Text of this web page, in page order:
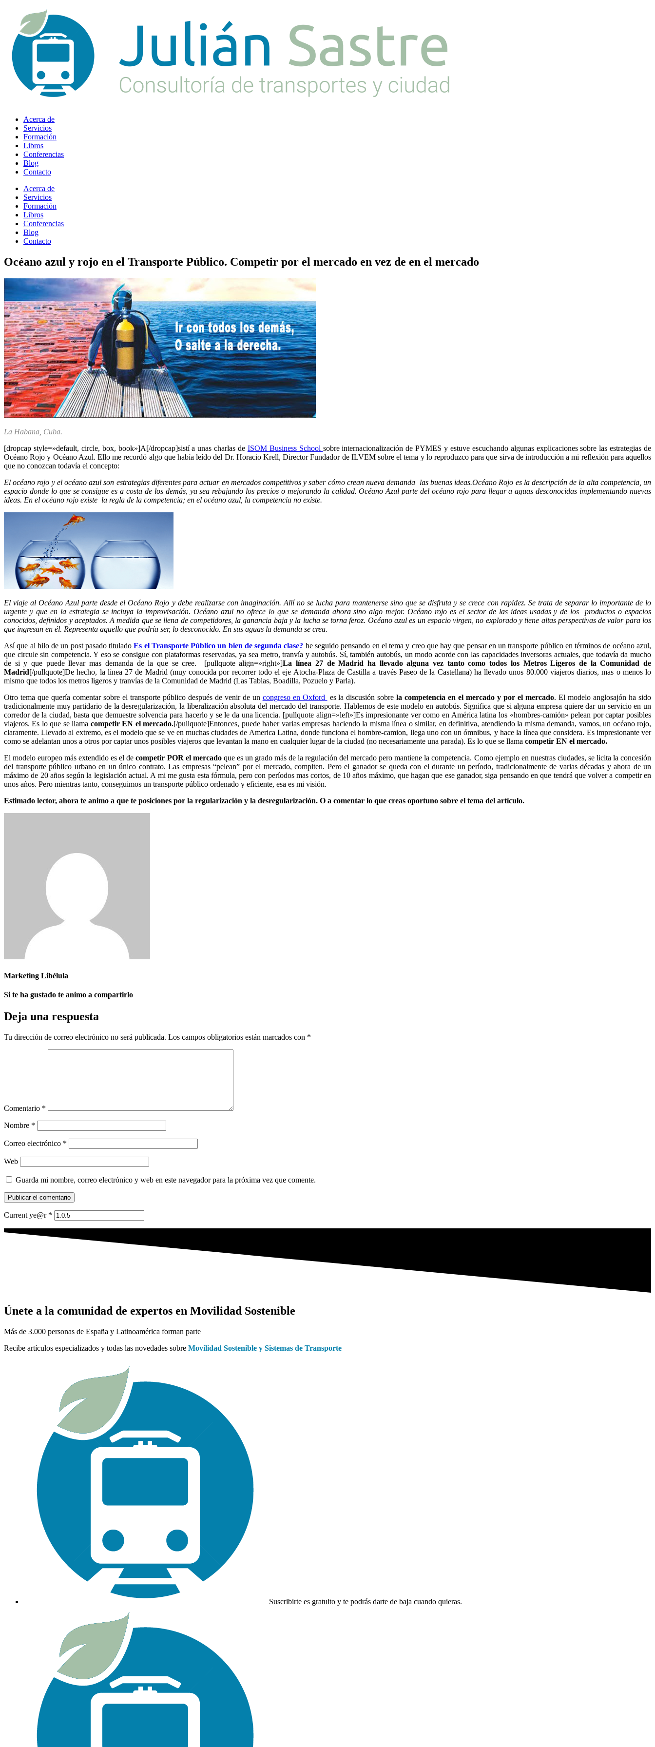
contenido
Acerca de
Servicios
Formación
Libros
Conferencias
Blog
Contacto
Acerca de
Servicios
Formación
Libros
Conferencias
Blog
Contacto
Océano azul y rojo en el Transporte Público. Competir por el mercado en vez de en el mercado
La Habana, Cuba.
[dropcap style=»default, circle, box, book»]A[/dropcap]sistí a unas charlas de ISOM Business School sobre internacionalización de PYMES y estuve escuchando algunas explicaciones sobre las estrategias de
Océano Rojo y Océano Azul. Ello me recordó algo que había leído del Dr. Horacio Krell, Director Fundador de ILVEM sobre el tema y lo reproduzco para que sirva de introducción a mi reflexión para aquellos
que no conozcan todavía el concepto:
El océano rojo y el océano azul son estrategias diferentes para actuar en mercados competitivos y saber cómo crean nueva demanda las buenas ideas.Océano Rojo es la descripción de la alta competencia, un
espacio donde lo que se consigue es a costa de los demás, ya sea rebajando los precios o mejorando la calidad. Océano Azul parte del océano rojo para llegar a aguas desconocidas implementando nuevas
ideas. En el océano rojo existe la regla de la competencia; en el océano azul, la competencia no existe.
El viaje al Océano Azul parte desde el Océano Rojo y debe realizarse con imaginación. Allí no se lucha para mantenerse sino que se disfruta y se crece con rapidez. Se trata de separar lo importante de lo
urgente y que en la estrategia se incluya la improvisación. Océano azul no ofrece lo que se demanda ahora sino algo mejor. Océano rojo es el sector de las ideas usadas y de los productos o espacios
conocidos, definidos y aceptados. A medida que se llena de competidores, la ganancia baja y la lucha se torna feroz. Océano azul es un espacio virgen, no explorado y tiene altas perspectivas de valor para los
que ingresan en él. Representa aquello que podría ser, lo desconocido. En sus aguas la demanda se crea.
Así que al hilo de un post pasado tituladoEs el Transporte Público un bien de segunda clase? he seguido pensando en el tema y creo que hay que pensar en un transporte público en términos de océano azul,
que circule sin competencia. Y eso se consigue con plataformas reservadas, ya sea metro, tranvía y autobús. Sí, también autobús, un modo acorde con las capacidades inversoras actuales, que todavía da mucho
de si y que puede llevar mas demanda de la que se cree. [pullquote align=»right»]La línea 27 de Madrid ha llevado alguna vez tanto como todos los Metros Ligeros de la Comunidad de
Madrid[/pullquote]De hecho, la línea 27 de Madrid (muy conocida por recorrer todo el eje Atocha-Plaza de Castilla a través Paseo de la Castellana) ha llevado unos 80.000 viajeros diarios, mas o menos lo
mismo que todos los metros ligeros y tranvías de la Comunidad de Madrid (Las Tablas, Boadilla, Pozuelo y Parla).
Otro tema que quería comentar sobre el transporte público después de venir de un congreso en Oxford es la discusión sobrela competencia en el mercado y por el mercado. El modelo anglosajón ha sido
tradicionalmente muy partidario de la desregularización, la liberalización absoluta del mercado del transporte. Hablemos de este modelo en autobús. Significa que si alguna empresa quiere dar un servicio en un
corredor de la ciudad, basta que demuestre solvencia para hacerlo y se le da una licencia. [pullquote align=»left»]Es impresionante ver como en América latina los «hombres-camión» pelean por captar posibles
viajeros. Es lo que se llama competir EN el mercado.[/pullquote]Entonces, puede haber varias empresas haciendo la misma línea o similar, en definitiva, atendiendo la misma demanda, vamos, un océano rojo,
claramente. Llevado al extremo, es el modelo que se ve en muchas ciudades de America Latina, donde funciona el hombre-camion, llega uno con un ómnibus, y hace la línea que considera. Es impresionante ver
como se adelantan unos a otros por captar unos posibles viajeros que levantan la mano en cualquier lugar de la ciudad (no necesariamente una parada). Es lo que se llama competir EN el mercado.
El modelo europeo más extendido es el decompetir POR el mercado que es un grado más de la regulación del mercado pero mantiene la competencia. Como ejemplo en nuestras ciudades, se licita la concesión
del transporte público urbano en un único contrato. Las empresas “pelean” por el mercado, compiten. Pero el ganador se queda con el durante un período, tradicionalmente de varias décadas y ahora de un
máximo de 20 años según la legislación actual. A mi me gusta esta fórmula, pero con períodos mas cortos, de 10 años máximo, que hagan que ese ganador, siga pensando en que tendrá que volver a competir en
unos años. Pero mientras tanto, conseguimos un transporte público ordenado y eficiente, esa es mi visión.
Estimado lector, ahora te animo a que te posiciones por la regularización y la desregularización. O a comentar lo que creas oportuno sobre el tema del artículo.
Marketing Libélula
Si te ha gustado te animo a compartirlo
Deja una respuesta
Tu dirección de correo electrónico no será publicada. Los campos obligatorios están marcados con *
Comentario *
Nombre *
Correo electrónico *
Web
Guarda mi nombre, correo electrónico y web en este navegador para la próxima vez que comente.
Current ye@r *
Únete a la comunidad de expertos en Movilidad Sostenible
Más de 3.000 personas de España y Latinoamérica forman parte
Recibe artículos especializados y todas las novedades sobre Movilidad Sostenible y Sistemas de Transporte
Suscribirte es gratuito y te podrás darte de baja cuando quieras.